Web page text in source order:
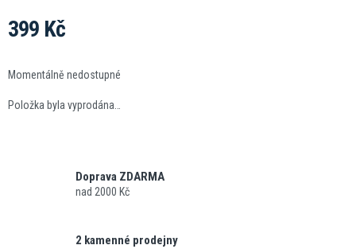
399 Kč
cena:
Momentálně nedostupné
Položka byla vyprodána…
Doprava ZDARMA
nad 2000 Kč
2 kamenné prodejny